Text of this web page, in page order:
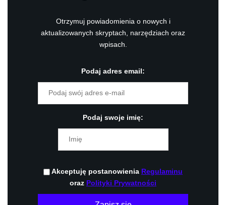
Otrzymuj powiadomienia o nowych i
aktualizowanych skryptach, narzędziach oraz
wpisach.
Podaj adres email:
Podaj swoje imię:
Akceptuję postanowienia Regulaminu
oraz Polityki Prywatności